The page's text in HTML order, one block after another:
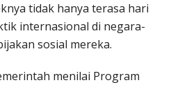
tidak hanya terasa hari
internasional di negara-
sosial mereka.
menilai Program